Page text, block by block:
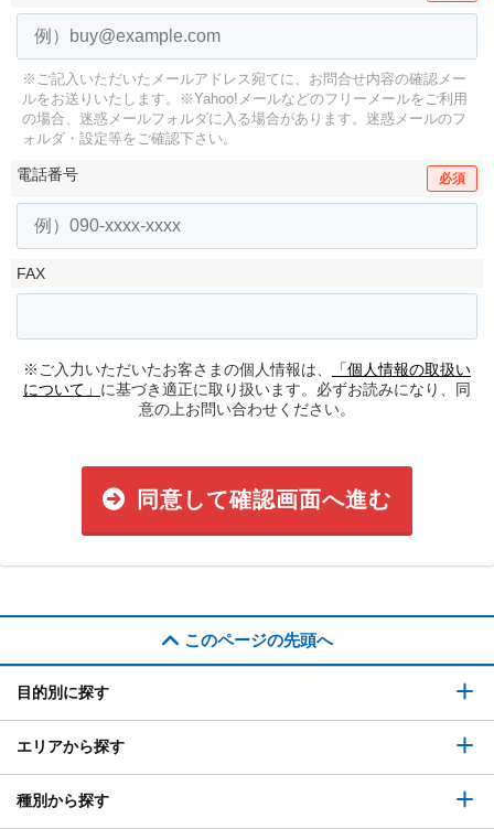
※ご記入いただいたメールアドレス宛てに、お問合せ内容の確認メー
ルをお送りいたします。
※Yahoo!メールなどのフリーメールをご利用
の場合、迷惑メールフォルダに入る場合があります。 迷惑メールのフ
ォルダ・設定等をご確認下さい。
電話番号 必須
FAX
※ご入力いただいたお客さまの個人情報は、
「個人情報の取扱い
について」 に基づき適正に取り扱います。必ずお読みになり、同
意の上お問い合わせください。
同意して確認画面へ進む
このページの先頭へ
目的別に探す
エリアから探す
種別から探す